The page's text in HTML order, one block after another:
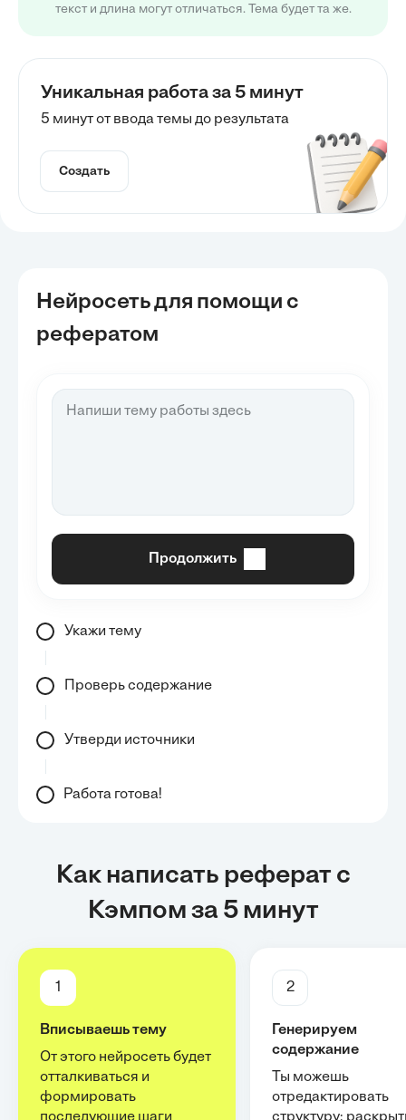
текст и длина могут отличаться. Тема будет та же.
Уникальная работа за 5 минут
5 минут от ввода темы до результата
Создать
Нейросеть для помощи с
рефератом
Продолжить
Укажи тему
Проверь содержание
Утверди источники
Работа готова!
Как написать реферат с
Кэмпом за 5 минут
1
Вписываешь тему
От этого нейросеть будет
отталкиваться и
формировать
2
Генерируем
содержание
Ты можешь
отредактировать